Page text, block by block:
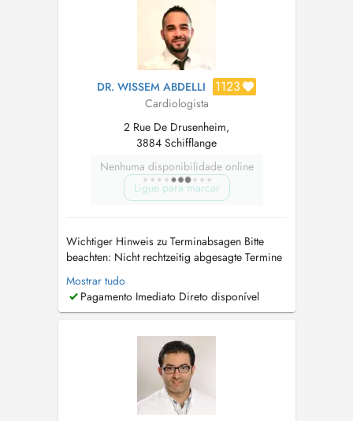
DR. WISSEM ABDELLI 1123
Cardiologista
2 Rue De Drusenheim,
3884 Schifflange
Nenhuma disponibilidade online
Ligue para marcar
Wichtiger Hinweis zu Terminabsagen Bitte
beachten: Nicht rechtzeitig abgesagte Termine
mind. 24 Std. vorher oder Nichterscheinen
können in Rechnung gestellt werden. Vielen
Dank für Ihr Verständnis. Ihr Praxisteam Avis
noter : Les rendez-vo...
Mostrar tudo
Pagamento Imediato Direto disponível